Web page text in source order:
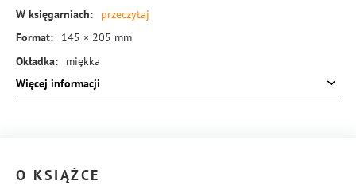
W księgarniach:
przeczytaj
Format:
145 × 205 mm
Okładka:
miękka
Rodzaj oprawy: zeszytowa
Więcej informacji
O KSIĄŻCE